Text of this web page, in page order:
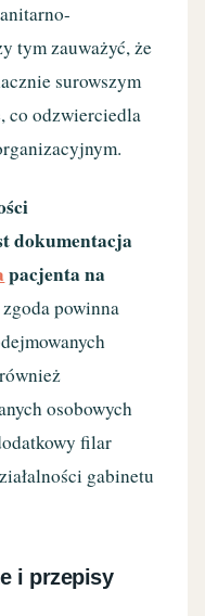
tym zauważyć, że
surowszym
co odzwierciedla
dokumentacja
pacjenta na
powinna
osobowych
filar
gabinetu
i przepisy